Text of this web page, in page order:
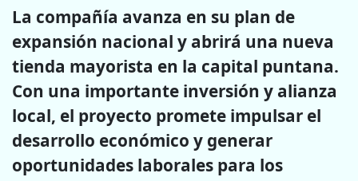
La compañía avanza en su plan de
expansión nacional y abrirá una nueva
tienda mayorista en la capital puntana.
Con una importante inversión y alianza
local, el proyecto promete impulsar el
desarrollo económico y generar
oportunidades laborales para los